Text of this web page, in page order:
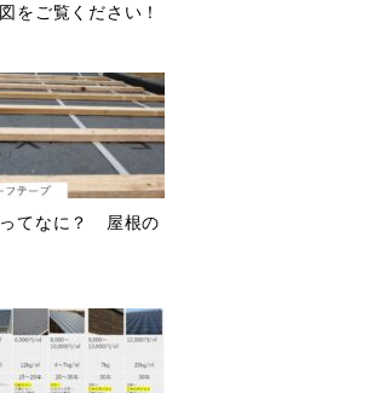
をご覧ください！
てなに？ 屋根の